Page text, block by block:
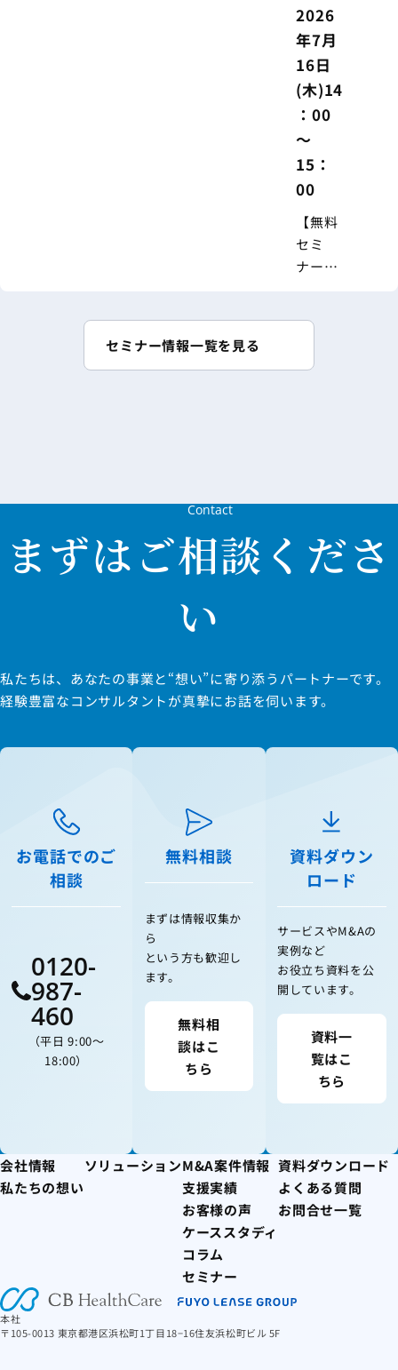
ント ―
2026
年7月
16日
(木)14
：00
～
15：
00
【無料
セミ
ナー】
対応！
セミナー情報一覧を見る
Contact
まずはご相談くださ
い
私たちは、あなたの事業と“想い”に寄り添うパートナーです。
経験豊富なコンサルタントが真摯にお話を伺います。
お電話でのご
相談
0120-
987-
460
（平日 9:00〜
18:00）
無料相談
まずは情報収集か
ら
という方も歓迎し
ます。
無料相
談はこ
ちら
資料ダウン
ロード
サービスやM&Aの
実例など
お役立ち資料を公
開しています。
資料一
覧はこ
ちら
会社情報
私たちの想い
ソリューションM&A案件情報
支援実績
お客様の声
ケーススタディ
コラム
セミナー
資料ダウンロード
よくある質問
お問合せ一覧
本社
〒105-0013 東京都港区浜松町1丁目18−16住友浜松町ビル 5F